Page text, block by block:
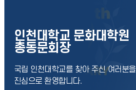
인천대학교 문화대학원
총동문회장
국립 인천대학교를 찾아 주신 여러분을
진심으로 환영합니다.